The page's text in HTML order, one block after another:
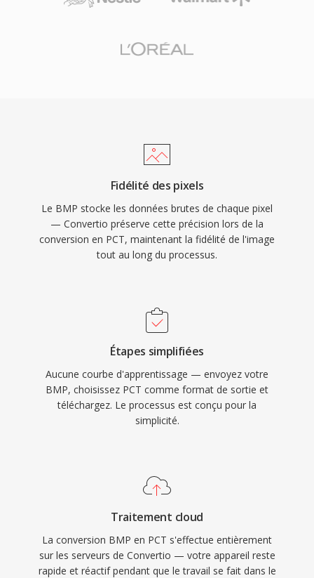
Fidélité des pixels
Le BMP stocke les données brutes de chaque pixel
— Convertio préserve cette précision lors de la
conversion en PCT, maintenant la fidélité de l'image
tout au long du processus.
Étapes simplifiées
Aucune courbe d'apprentissage — envoyez votre
BMP, choisissez PCT comme format de sortie et
téléchargez. Le processus est conçu pour la
simplicité.
Traitement cloud
La conversion BMP en PCT s'effectue entièrement
sur les serveurs de Convertio — votre appareil reste
rapide et réactif pendant que le travail se fait dans le